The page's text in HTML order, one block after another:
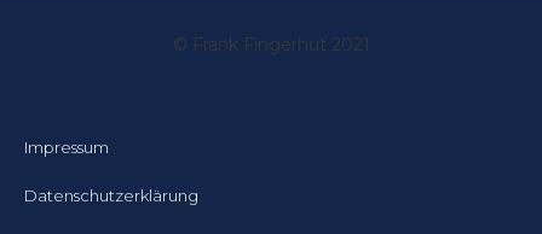
© Frank Fingerhut 2021
Impressum
Datenschutzerklärung